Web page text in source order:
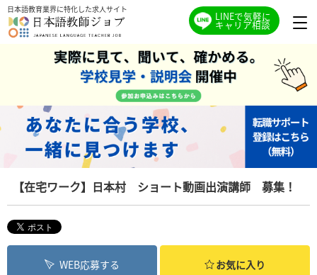
日本語教育業界に特化した求人サイト
LINEで気軽に
キャリア相談
【在宅ワーク】日本村 ショート動画出演講師 募集！
WEB応募する お気に入り